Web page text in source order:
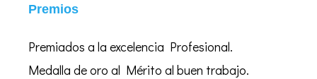
Premios
Premiados a la excelencia Profesional.
Medalla de oro al Mérito al buen trabajo.